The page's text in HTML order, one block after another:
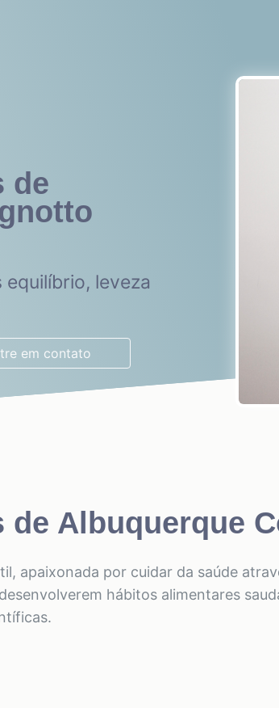
de
leveza
em contato
de Albuquerque
apaixonada por cuidar da saúde
hábitos alimentares